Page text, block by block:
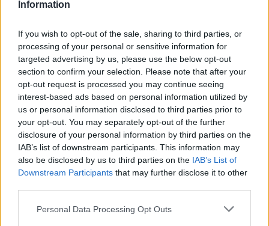
Information
If you wish to opt-out of the sale, sharing to third parties, or
processing of your personal or sensitive information for
targeted advertising by us, please use the below opt-out
section to confirm your selection. Please note that after your
opt-out request is processed you may continue seeing
interest-based ads based on personal information utilized by
us or personal information disclosed to third parties prior to
your opt-out. You may separately opt-out of the further
disclosure of your personal information by third parties on the
IAB’s list of downstream participants. This information may
also be disclosed by us to third parties on the IAB’s List of
Downstream Participants that may further disclose it to other
Personal Data Processing Opt Outs
Aukció dátuma: 2019.05.28
Aukció helye: Budapest, Balaton utca 8.
Tételszám: 230
Eladó adatai
Eladó:Nagyházi Galéria és
Aukciósház
Cím: Müller Márta
Nagyházi Galéria és Aukciósház
Kft.
1055 Budapest, Balaton utca 8.
Telefon: +361 475 6000 +361